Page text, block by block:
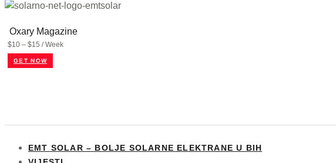
Oxary Magazine
$10 – $15 / Week
GET NOW
EMT SOLAR – BOLJE SOLARNE ELEKTRANE U BIH